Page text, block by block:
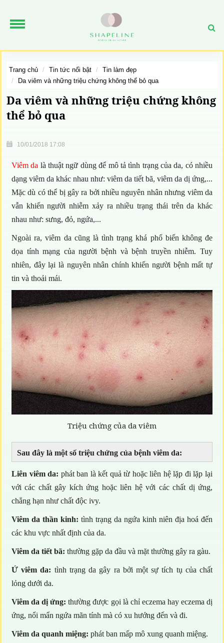
trang chủ tin tức nổi bật
tin làm đẹp
da viêm và những triệu chứng không thể bỏ qua
Da viêm và những triệu chứng không
thể bỏ qua
10/01/2018 17:08
Viêm da là thuật ngữ dùng để mô tả tình trạng của da, có nhiều
dạng viêm da khác nhau như: viêm da tiết bã, viêm da dị ứng,...
Mặc dù có thể bị gây ra bởi nhiều nguyên nhân nhưng viêm da
vẫn khiến người nhiễm xảy ra nhiều trạng thái trên da khác
nhau như: sưng, đỏ, ngứa,...
Ngoài ra, viêm da cũng là tình trạng khá phổ biến không đe
dọa tính mạng của người bệnh và bệnh truyền nhiễm. Tuy
nhiên, đây lại là nguyên nhân chính khiến người bệnh mất tự
tin và thoải mái.
Triệu chứng của da viêm
Sau đây là một số triệu chứng của bệnh viêm da:
Liên viêm da: phát ban là kết quả từ hoặc liên hệ lặp đi lặp lại
với các chất gây kích ứng hoặc liên hệ với các chất dị ứng,
chẳng hạn như chất độc ivy.
Viêm da thần kinh: tình trạng da ngứa kinh niên địa hoá đến
các khu vực nhất định của da.
Viêm da tiết bã: thường gặp da đầu và mặt thường gây ra gàu.
Ứ viêm da: tình trạng da gây ra bởi một sự tích tụ của chất
lỏng dưới da.
Viêm da dị ứng: thường được gọi là chỉ eczema hay eczema dị
ứng, nổi mẩn ngứa mãn tính mà có xu hướng đến và đi.
Viêm da quanh miệng: phát ban mấp mô xung quanh miệng.